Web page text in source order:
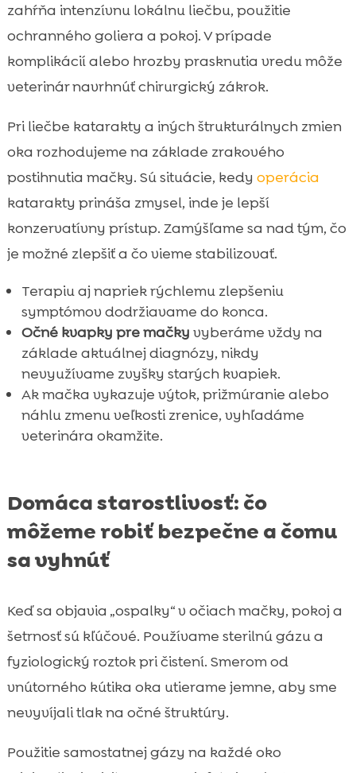
zahŕňa intenzívnu lokálnu liečbu, použitie
ochranného goliera a pokoj. V prípade
komplikácií alebo hrozby prasknutia vredu môže
veterinár navrhnúť chirurgický zákrok.
Pri liečbe katarakty a iných štrukturálnych zmien
oka rozhodujeme na základe zrakového
postihnutia mačky. Sú situácie, kedy operácia
katarakty prináša zmysel, inde je lepší
konzervatívny prístup. Zamýšľame sa nad tým, čo
je možné zlepšiť a čo vieme stabilizovať.
Terapiu aj napriek rýchlemu zlepšeniu
symptómov dodržiavame do konca.
Očné kvapky pre mačky vyberáme vždy na
základe aktuálnej diagnózy, nikdy
nevyužívame zvyšky starých kvapiek.
Ak mačka vykazuje výtok, prižmúranie alebo
náhlu zmenu veľkosti zrenice, vyhľadáme
veterinára okamžite.
Domáca starostlivosť: čo
môžeme robiť bezpečne a čomu
sa vyhnúť
Keď sa objavia „ospalky“ v očiach mačky, pokoj a
šetrnosť sú kľúčové. Používame sterilnú gázu a
fyziologický roztok pri čistení. Smerom od
vnútorného kútika oka utierame jemne, aby sme
nevyvíjali tlak na očné štruktúry.
Použitie samostatnej gázy na každé oko